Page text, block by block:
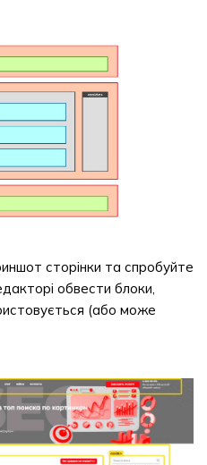
сторінки та спробуйте
обвести блоки,
(або може